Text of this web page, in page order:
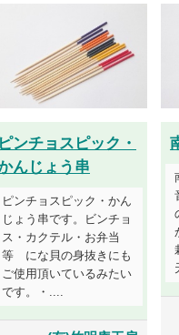
ピンチョスピック・
んじょう串
ピンチョスピック・かん
じょう串です。ビンチョ
ス・カクテル・お弁当
等 にな貝の身抜きにも
ご使用頂いているみたい
です。・....